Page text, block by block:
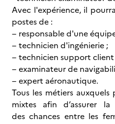
Avec l'expérience, il
postes de :
− responsable d'une
− technicien d'ingénierie ;
− technicien support
− examinateur de
− expert aéronautique.
Tous les métiers
mixtes afin d’assurer
des chances entre les